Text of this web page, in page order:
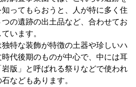
ってもらおうと、人が特に多く住
の遺跡の出土品など、合わせてお
います。
特な装飾が特徴の土器や珍しいハ
代後期のものが中心で、中には耳
版」と呼ばれる祭りなどで使われ
などもあります。